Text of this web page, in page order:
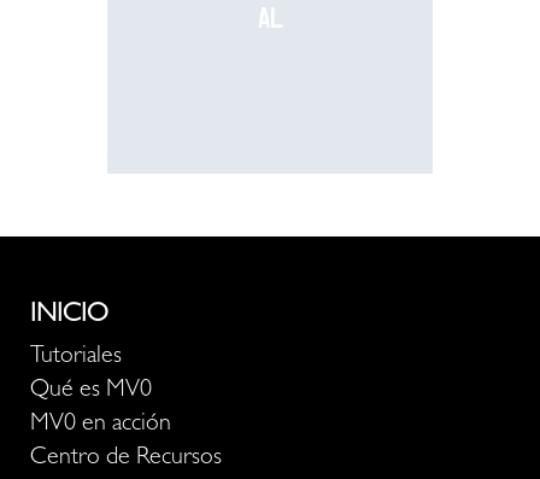
al
INICIO
Tutoriales
Qué es MV0
MV0 en acción
Centro de Recursos